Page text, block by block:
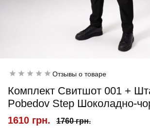
Отзывы о товаре
Комплект Свитшот 001 +
Pobedov Step Шоколадно-
1610 грн. 1760 грн.